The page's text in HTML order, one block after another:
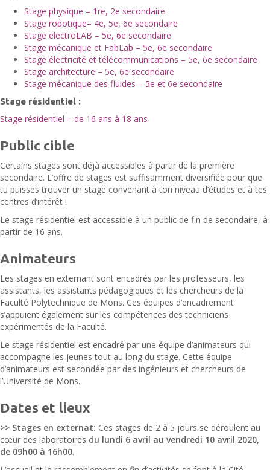
Stage physique – 1re, 2e secondaire
Stage robotique– 4e, 5e, 6e secondaire
Stage electroLAB – 5e, 6e secondaire
Stage mécanique et FabLab – 5e, 6e secondaire
Stage électricité et télécommunications – 5e, 6e secondaire
Stage architecture – 5e, 6e secondaire
Stage mécanique des fluides – 5e et 6e secondaire
Stage résidentiel :
Stage résidentiel – de 16 ans à 18 ans
Public cible
Certains stages sont déjà accessibles à partir de la première
secondaire. L’offre de stages est suffisamment diversifiée pour que
tu puisses trouver un stage convenant à ton niveau d’études et à tes
centres d’intérêt !
Le stage résidentiel est accessible à un public de fin de secondaire, à
partir de 16 ans.
Animateurs
Les stages en externant sont encadrés par les professeurs, les
assistants, les assistants pédagogiques et les chercheurs de la
Faculté Polytechnique de Mons. Ces équipes d’encadrement
s’appuient également sur les compétences des techniciens
expérimentés de la Faculté.
Le stage résidentiel est encadré par une équipe d’animateurs qui
accompagne les jeunes tout au long du stage. Cette équipe
d’animateurs est secondée par des ingénieurs et chercheurs de
l’Université de Mons.
Dates et lieux
>> Stages en externat: Ces stages de 2 à 5 jours se déroulent au
cœur des laboratoires du lundi 6 avril au vendredi 10 avril 2020,
de 09h00 à 16h00.